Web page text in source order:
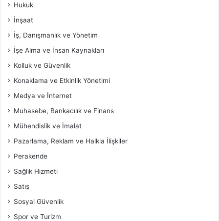
Hukuk
İnşaat
İş, Danışmanlık ve Yönetim
İşe Alma ve İnsan Kaynakları
Kolluk ve Güvenlik
Konaklama ve Etkinlik Yönetimi
Medya ve İnternet
Muhasebe, Bankacılık ve Finans
Mühendislik ve İmalat
Pazarlama, Reklam ve Halkla İlişkiler
Perakende
Sağlık Hizmeti
Satış
Sosyal Güvenlik
Spor ve Turizm